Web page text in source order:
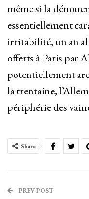
même si la
essentiellement
irritabilité, un an
offerts à Paris par
potentiellement
la trentaine,
périphérie des
Share
PREV POST